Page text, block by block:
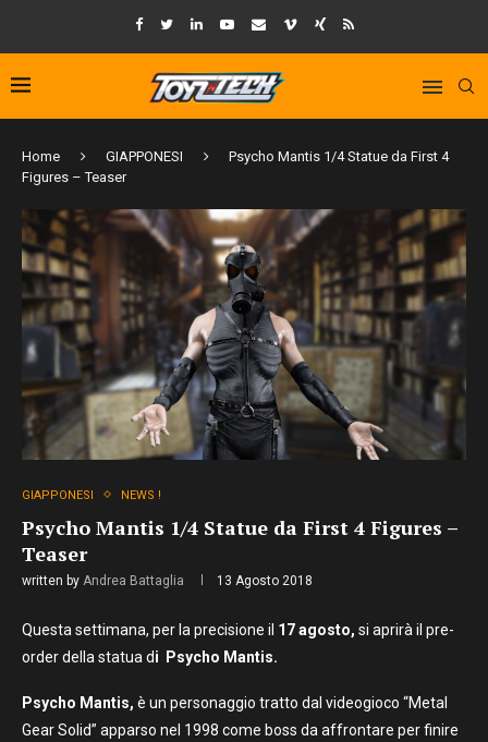
Home GIAPPONESI
Psycho Mantis 1/4 Statue da First 4
Figures – Teaser
GIAPPONESI NEWS !
Psycho Mantis 1/4 Statue da First 4 Figures –
Teaser
written by Andrea Battaglia 13 Agosto 2018
Questa settimana, per la precisione il 17 agosto, si aprirà il pre-
order della statua di Psycho Mantis.
Psycho Mantis, è un personaggio tratto dal videogioco “Metal
Gear Solid” apparso nel 1998 come boss da affrontare per finire